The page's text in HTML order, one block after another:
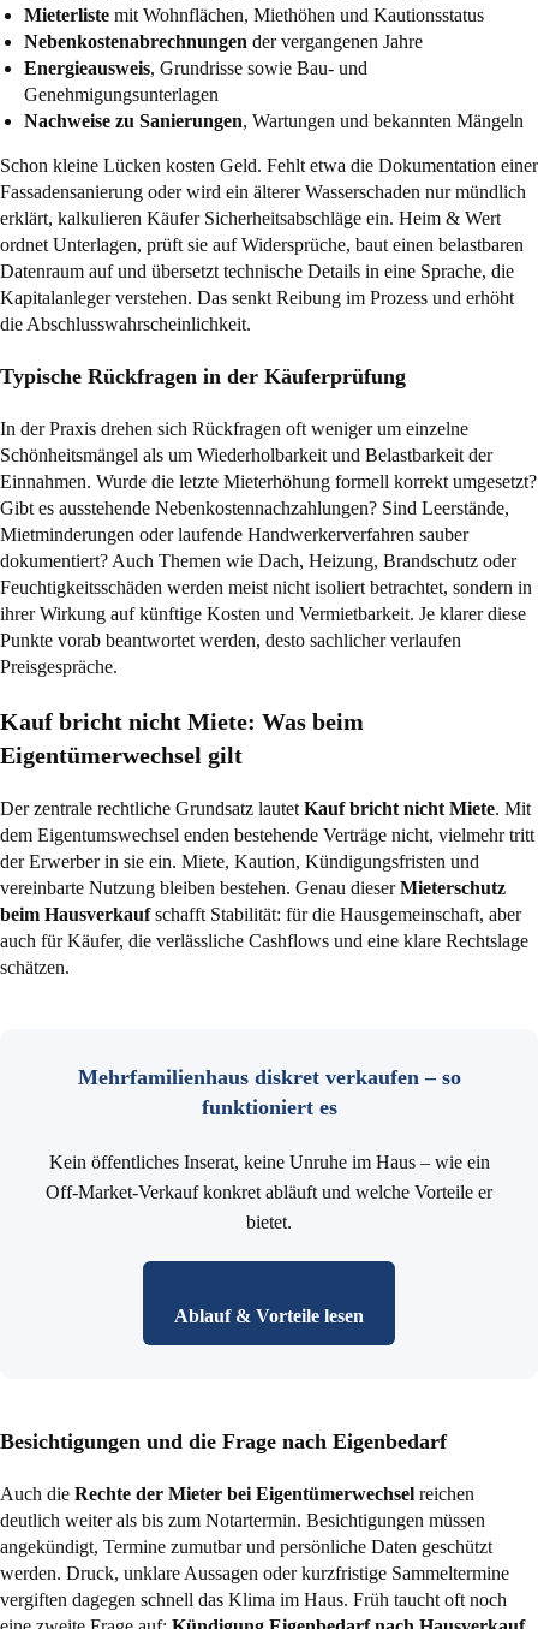
Mieterliste mit Wohnflächen, Miethöhen und Kautionsstatus
Nebenkostenabrechnungen der vergangenen Jahre
Energieausweis, Grundrisse sowie Bau- und
Genehmigungsunterlagen
Nachweise zu Sanierungen, Wartungen und bekannten Mängeln
Schon kleine Lücken kosten Geld. Fehlt etwa die Dokumentation einer
Fassadensanierung oder wird ein älterer Wasserschaden nur mündlich
erklärt, kalkulieren Käufer Sicherheitsabschläge ein. Heim & Wert
ordnet Unterlagen, prüft sie auf Widersprüche, baut einen belastbaren
Datenraum auf und übersetzt technische Details in eine Sprache, die
Kapitalanleger verstehen. Das senkt Reibung im Prozess und erhöht
die Abschlusswahrscheinlichkeit.
Typische Rückfragen in der Käuferprüfung
In der Praxis drehen sich Rückfragen oft weniger um einzelne
Schönheitsmängel als um Wiederholbarkeit und Belastbarkeit der
Einnahmen. Wurde die letzte Mieterhöhung formell korrekt umgesetzt?
Gibt es ausstehende Nebenkostennachzahlungen? Sind Leerstände,
Mietminderungen oder laufende Handwerkerverfahren sauber
dokumentiert? Auch Themen wie Dach, Heizung, Brandschutz oder
Feuchtigkeitsschäden werden meist nicht isoliert betrachtet, sondern in
ihrer Wirkung auf künftige Kosten und Vermietbarkeit. Je klarer diese
Punkte vorab beantwortet werden, desto sachlicher verlaufen
Preisgespräche.
Kauf bricht nicht Miete: Was beim
Eigentümerwechsel gilt
Der zentrale rechtliche Grundsatz lautet Kauf bricht nicht Miete. Mit
dem Eigentumswechsel enden bestehende Verträge nicht, vielmehr tritt
der Erwerber in sie ein. Miete, Kaution, Kündigungsfristen und
vereinbarte Nutzung bleiben bestehen. Genau dieserMieterschutz
beim Hausverkaufschafft Stabilität: für die Hausgemeinschaft, aber
auch für Käufer, die verlässliche Cashflows und eine klare Rechtslage
schätzen.
Mehrfamilienhaus diskret verkaufen – so
funktioniert es
Kein öffentliches Inserat, keine Unruhe im Haus – wie ein
Off-Market-Verkauf konkret abläuft und welche Vorteile er
bietet.
Ablauf & Vorteile lesen
Besichtigungen und die Frage nach Eigenbedarf
Auch die Rechte der Mieter bei Eigentümerwechsel reichen
deutlich weiter als bis zum Notartermin. Besichtigungen müssen
angekündigt, Termine zumutbar und persönliche Daten geschützt
werden. Druck, unklare Aussagen oder kurzfristige Sammeltermine
vergiften dagegen schnell das Klima im Haus. Früh taucht oft noch